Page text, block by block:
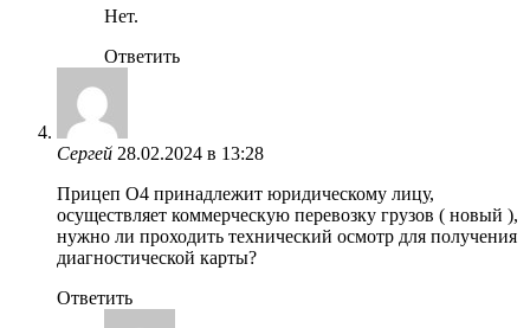
Нет.
Ответить
Сергей 28.02.2024 в 13:28
Прицеп О4 принадлежит юридическому лицу,
осуществляет коммерческую перевозку грузов ( новый ),
нужно ли проходить технический осмотр для получения
диагностической карты?
Ответить